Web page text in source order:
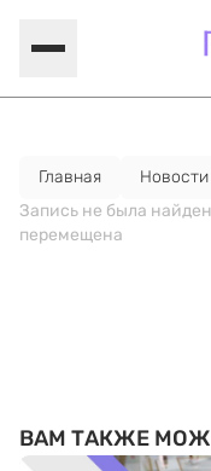
Главная
Запись не была
перемещена
ВАМ ТАКЖЕ